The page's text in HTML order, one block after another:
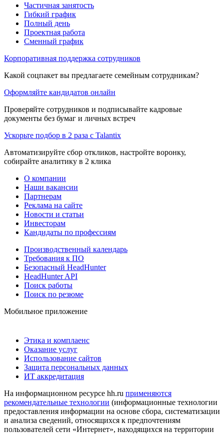
Частичная занятость
Гибкий график
Полный день
Проектная работа
Сменный график
Корпоративная поддержка сотрудников
Какой соцпакет вы предлагаете семейным сотрудникам?
Оформляйте кандидатов онлайн
Проверяйте сотрудников и подписывайте кадровые
документы без бумаг и личных встреч
Ускорьте подбор в 2 раза с Talantix
Автоматизируйте сбор откликов, настройте воронку,
собирайте аналитику в 2 клика
О компании
Наши вакансии
Партнерам
Реклама на сайте
Новости и статьи
Инвесторам
Кандидаты по профессиям
Производственный календарь
Требования к ПО
Безопасный HeadHunter
HeadHunter API
Поиск работы
Поиск по резюме
Мобильное приложение
Этика и комплаенс
Оказание услуг
Использование сайтов
Защита персональных данных
ИТ аккредитация
На информационном ресурсе hh.ru применяются
рекомендательные технологии (информационные технологии
предоставления информации на основе сбора, систематизации
и анализа сведений, относящихся к предпочтениям
пользователей сети «Интернет», находящихся на территории